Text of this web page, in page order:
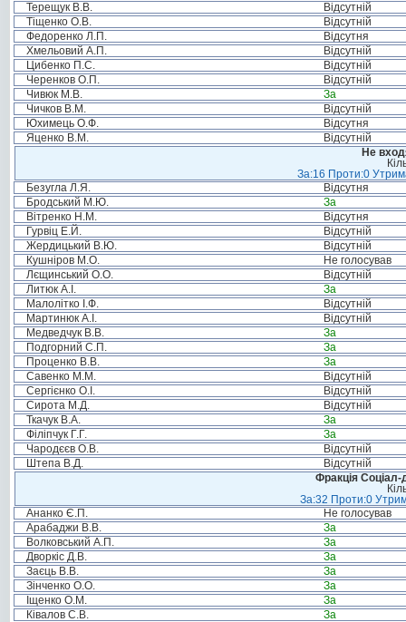
Терещук В.В.
Відсутній
Тіщенко О.В.
Відсутній
Федоренко Л.П.
Відсутня
Хмельовий А.П.
Відсутній
Цибенко П.С.
Відсутній
Черенков О.П.
Відсутній
Чивюк М.В.
За
Чичков В.М.
Відсутній
Юхимець О.Ф.
Відсутня
Яценко В.М.
Відсутній
Не
За:16 Проти:0
Безугла Л.Я.
Відсутня
Бродський М.Ю.
За
Вітренко Н.М.
Відсутня
Гурвіц Е.Й.
Відсутній
Жердицький В.Ю.
Відсутній
Кушніров М.О.
Не голосував
Лєщинський О.О.
Відсутній
Литюк А.І.
За
Малолітко І.Ф.
Відсутній
Мартинюк А.І.
Відсутній
Медведчук В.В.
За
Подгорний С.П.
За
Проценко В.В.
За
Савенко М.М.
Відсутній
Сергієнко О.І.
Відсутній
Сирота М.Д.
Відсутній
Ткачук В.А.
За
Філіпчук Г.Г.
За
Чародєєв О.В.
Відсутній
Штепа В.Д.
Відсутній
Фракція Соціал-
За:32 Проти:0
Ананко Є.П.
Не голосував
Арабаджи В.В.
За
Волковський А.П.
За
Дворкіс Д.В.
За
Заєць В.В.
За
Зінченко О.О.
За
Іщенко О.М.
За
Ківалов С.В.
За